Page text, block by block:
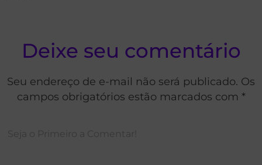
Deixe seu comentário
Seu endereço de e-mail não será publicado. Os
campos obrigatórios estão marcados com *